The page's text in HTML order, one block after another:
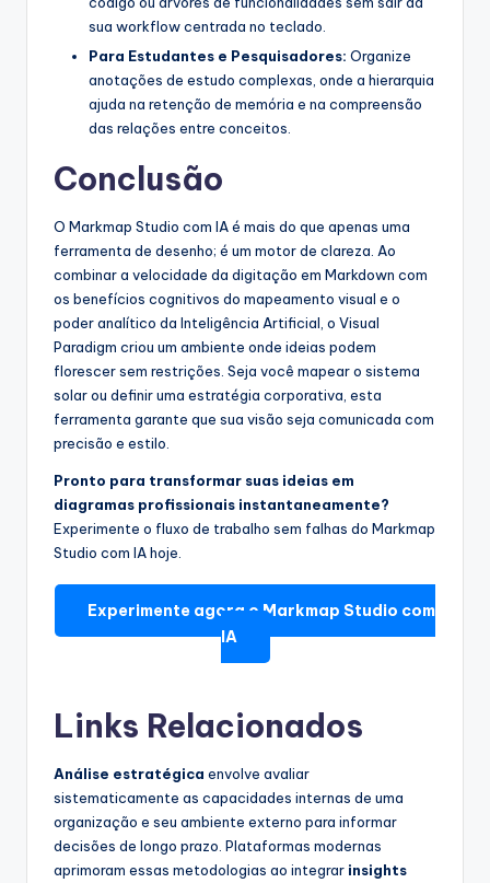
sua workflow centrada no teclado.
Para Estudantes e Pesquisadores: Organize
anotações de estudo complexas, onde a hierarquia
ajuda na retenção de memória e na compreensão
das relações entre conceitos.
Conclusão
O Markmap Studio com IA é mais do que apenas uma
ferramenta de desenho; é um motor de clareza. Ao
combinar a velocidade da digitação em Markdown com
os benefícios cognitivos do mapeamento visual e o
poder analítico da Inteligência Artificial, o Visual
Paradigm criou um ambiente onde ideias podem
florescer sem restrições. Seja você mapear o sistema
solar ou definir uma estratégia corporativa, esta
ferramenta garante que sua visão seja comunicada com
precisão e estilo.
Pronto para transformar suas ideias em
diagramas profissionais instantaneamente?
Experimente o fluxo de trabalho sem falhas do Markmap
Studio com IA hoje.
Experimente agora o Markmap Studio com
IA
Links Relacionados
Análise estratégica envolve avaliar
sistematicamente as capacidades internas de uma
organização e seu ambiente externo para informar
decisões de longo prazo. Plataformas modernas
aprimoram essas metodologias ao integrar insights